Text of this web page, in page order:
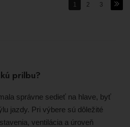
1 2 3
prilbu?
správne sedieť na hlave, byť
jazdy. Pri výbere sú dôležité
ventilácia a úroveň